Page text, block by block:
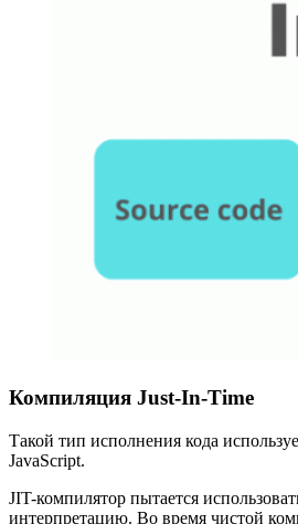
Компиляция Just-In-Time
Такой тип исполнения кода
JavaScript.
JIT-компилятор пытается
интерпретацию. Во время чистой